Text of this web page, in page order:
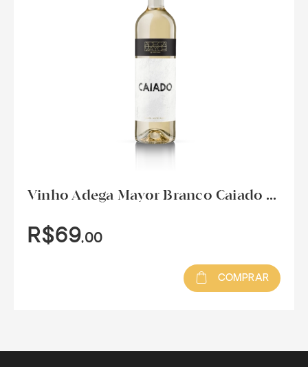
Vinho Adega Mayor Branco Caiado ...
R$69,00
COMPRAR